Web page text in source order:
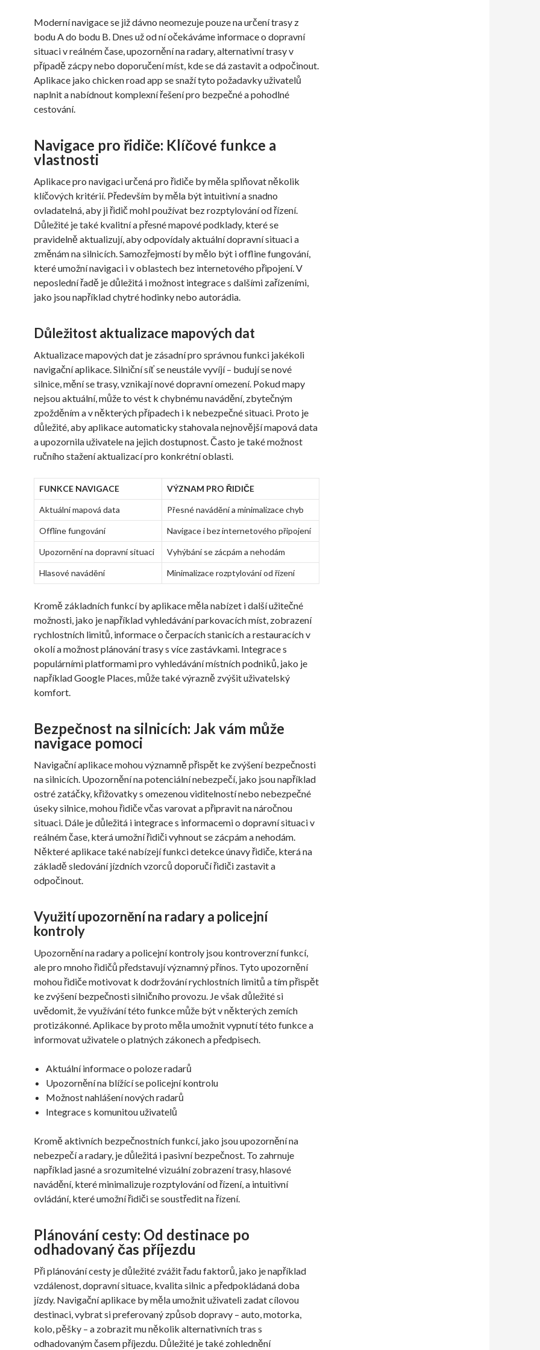
Moderní navigace se již dávno neomezuje pouze na určení trasy z
bodu A do bodu B. Dnes už od ní očekáváme informace o dopravní
situaci v reálném čase, upozornění na radary, alternativní trasy v
případě zácpy nebo doporučení míst, kde se dá zastavit a odpočinout.
Aplikace jako chicken road app se snaží tyto požadavky uživatelů
naplnit a nabídnout komplexní řešení pro bezpečné a pohodlné
cestování.
Navigace pro řidiče: Klíčové funkce a
vlastnosti
Aplikace pro navigaci určená pro řidiče by měla splňovat několik
klíčových kritérií. Především by měla být intuitivní a snadno
ovladatelná, aby ji řidič mohl používat bez rozptylování od řízení.
Důležité je také kvalitní a přesné mapové podklady, které se
pravidelně aktualizují, aby odpovídaly aktuální dopravní situaci a
změnám na silnicích. Samozřejmostí by mělo být i offline fungování,
které umožní navigaci i v oblastech bez internetového připojení. V
neposlední řadě je důležitá i možnost integrace s dalšími zařízeními,
jako jsou například chytré hodinky nebo autorádia.
Důležitost aktualizace mapových dat
Aktualizace mapových dat je zásadní pro správnou funkci jakékoli
navigační aplikace. Silniční síť se neustále vyvíjí – budují se nové
silnice, mění se trasy, vznikají nové dopravní omezení. Pokud mapy
nejsou aktuální, může to vést k chybnému navádění, zbytečným
zpožděním a v některých případech i k nebezpečné situaci. Proto je
důležité, aby aplikace automaticky stahovala nejnovější mapová data
a upozornila uživatele na jejich dostupnost. Často je také možnost
ručního stažení aktualizací pro konkrétní oblasti.
FUNKCE NAVIGACE VÝZNAM PRO ŘIDIČE
Aktuální mapová data Přesné navádění a minimalizace chyb
Offline fungování Navigace i bez internetového připojení
Upozornění na dopravní situaci Vyhýbání se zácpám a nehodám
Hlasové navádění Minimalizace rozptylování od řízení
Kromě základních funkcí by aplikace měla nabízet i další užitečné
možnosti, jako je například vyhledávání parkovacích míst, zobrazení
rychlostních limitů, informace o čerpacích stanicích a restauracích v
okolí a možnost plánování trasy s více zastávkami. Integrace s
populárními platformami pro vyhledávání místních podniků, jako je
například Google Places, může také výrazně zvýšit uživatelský
komfort.
Bezpečnost na silnicích: Jak vám může
navigace pomoci
Navigační aplikace mohou významně přispět ke zvýšení bezpečnosti
na silnicích. Upozornění na potenciální nebezpečí, jako jsou například
ostré zatáčky, křižovatky s omezenou viditelností nebo nebezpečné
úseky silnice, mohou řidiče včas varovat a připravit na náročnou
situaci. Dále je důležitá i integrace s informacemi o dopravní situaci v
reálném čase, která umožní řidiči vyhnout se zácpám a nehodám.
Některé aplikace také nabízejí funkci detekce únavy řidiče, která na
základě sledování jízdních vzorců doporučí řidiči zastavit a
odpočinout.
Využití upozornění na radary a policejní
kontroly
Upozornění na radary a policejní kontroly jsou kontroverzní funkcí,
ale pro mnoho řidičů představují významný přínos. Tyto upozornění
mohou řidiče motivovat k dodržování rychlostních limitů a tím přispět
ke zvýšení bezpečnosti silničního provozu. Je však důležité si
uvědomit, že využívání této funkce může být v některých zemích
protizákonné. Aplikace by proto měla umožnit vypnutí této funkce a
informovat uživatele o platných zákonech a předpisech.
Aktuální informace o poloze radarů
Upozornění na blížící se policejní kontrolu
Možnost nahlášení nových radarů
Integrace s komunitou uživatelů
Kromě aktivních bezpečnostních funkcí, jako jsou upozornění na
nebezpečí a radary, je důležitá i pasivní bezpečnost. To zahrnuje
například jasné a srozumitelné vizuální zobrazení trasy, hlasové
navádění, které minimalizuje rozptylování od řízení, a intuitivní
ovládání, které umožní řidiči se soustředit na řízení.
Plánování cesty: Od destinace po
odhadovaný čas příjezdu
Při plánování cesty je důležité zvážit řadu faktorů, jako je například
vzdálenost, dopravní situace, kvalita silnic a předpokládaná doba
jízdy. Navigační aplikace by měla umožnit uživateli zadat cílovou
destinaci, vybrat si preferovaný způsob dopravy – auto, motorka,
kolo, pěšky – a zobrazit mu několik alternativních tras s
odhadovaným časem příjezdu. Důležité je také zohlednění